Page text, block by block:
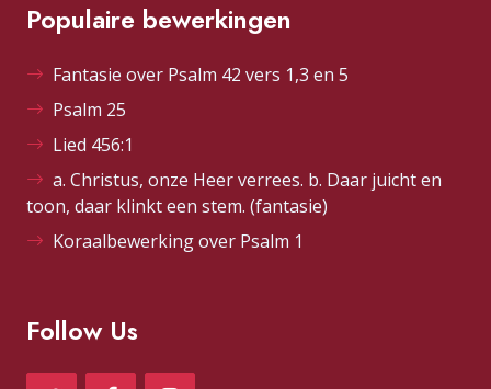
Populaire bewerkingen
Fantasie over Psalm 42 vers 1,3 en 5
Psalm 25
Lied 456:1
a. Christus, onze Heer verrees. b. Daar juicht en
toon, daar klinkt een stem. (fantasie)
Koraalbewerking over Psalm 1
Follow Us